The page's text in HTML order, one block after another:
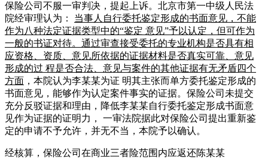
保险公司不服一审判决，提起上诉。北京市第一中级人民法
院经审理认为： 当事人自行委托鉴定形成的书面意见，不能
作为八种法定证据类型中的“鉴定 意见”予以认定，但可作为
一般的书证对待。通过审查接受委托的专业机构是否具有相
应资格、资质、意见所依据的证据材料是否真实可靠、意见
形成的过 程是否合法、意见与案件的其他证据有无矛盾四个
方面 ，本院认为李某某为证 明其主张而单方委托鉴定形成的
书面意见，能够作为认定案件事实的证据。保险公司未提交
充分反驳证据和理由，降低李某某自行委托鉴定形成书面意
见作为证据的证明力， 一审法院据此对保险公司提出重新鉴
定的申请不予允许，并无不当，本院予以确认。
经核算，保险公司在商业三者险范围内应返还陈某某